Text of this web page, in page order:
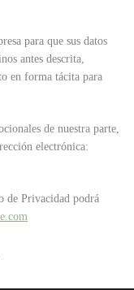
para que sus datos
antes descrita,
en forma tácita para
de nuestra parte,
electrónica:
de Privacidad podrá